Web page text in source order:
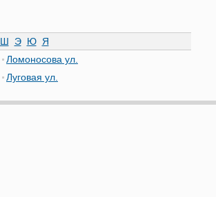
Ш Э Ю Я
Ломоносова ул.
Луговая ул.